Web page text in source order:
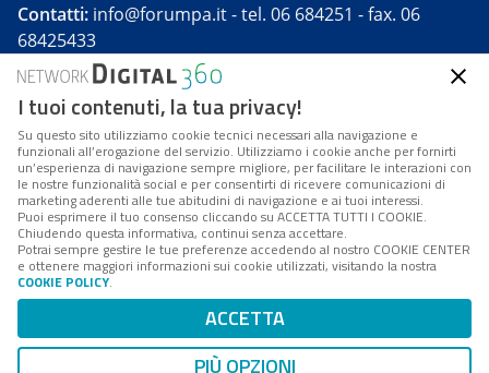
Contatti: info@forumpa.it- tel. 06 684251 - fax. 06
68425433
Forumpa.itè una pubblicazione telematica iscritta
presso Registro della stampa del Tribunale di Roma -
Reg. n. 182 del 2 maggio 2008 - Direttore resp. Michela
Stentella
FPA s.r.l. è società soggetta a Direzione e
Coordinamento da parte di Digital360 S.p.A. - FPA s.r.l.
è un'azienda certificata per il sistema di management
Codice Fiscale/Partita IVA n. 10693191008 - R.E.A. Roma
n. 1249791. ISP AWS
Mappa del sito
I tuoi contenuti, la tua privacy!
Su questo sito utilizziamo cookie tecnici necessari alla navigazione e
funzionali all’erogazione del servizio. Utilizziamo i cookie anche per fornirti
un’esperienza di navigazione sempre migliore, per facilitare le interazioni con
le nostre funzionalità social e per consentirti di ricevere comunicazioni di
marketing aderenti alle tue abitudini di navigazione e ai tuoi interessi.
Puoi esprimere il tuo consenso cliccando su ACCETTA TUTTI I COOKIE.
Chiudendo questa informativa, continui senza accettare.
Potrai sempre gestire le tue preferenze accedendo al nostro COOKIE CENTER
e ottenere maggiori informazioni sui cookie utilizzati, visitando la nostra
COOKIE POLICY.
ACCETTA
PIÙ OPZIONI